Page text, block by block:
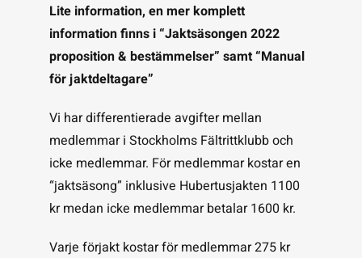
Lite information, en mer komplett
information finns i “Jaktsäsongen 2022
proposition & bestämmelser” samt “Manual
för jaktdeltagare”
Vi har differentierade avgifter mellan
medlemmar i Stockholms Fältrittklubb och
icke medlemmar. För medlemmar kostar en
“jaktsäsong” inklusive Hubertusjakten 1100
kr medan icke medlemmar betalar 1600 kr.
Varje förjakt kostar för medlemmar 275 kr